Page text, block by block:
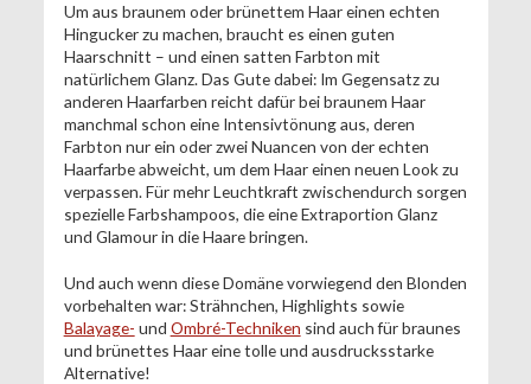
Um aus braunem oder brünettem Haar einen echten
Hingucker zu machen, braucht es einen guten
Haarschnitt – und einen satten Farbton mit
natürlichem Glanz. Das Gute dabei: Im Gegensatz zu
anderen Haarfarben reicht dafür bei braunem Haar
manchmal schon eine Intensivtönung aus, deren
Farbton nur ein oder zwei Nuancen von der echten
Haarfarbe abweicht, um dem Haar einen neuen Look zu
verpassen. Für mehr Leuchtkraft zwischendurch sorgen
spezielle Farbshampoos, die eine Extraportion Glanz
und Glamour in die Haare bringen.
Und auch wenn diese Domäne vorwiegend den Blonden
vorbehalten war: Strähnchen, Highlights sowie
Balayage- und Ombré-Techniken sind auch für braunes
und brünettes Haar eine tolle und ausdrucksstarke
Alternative!